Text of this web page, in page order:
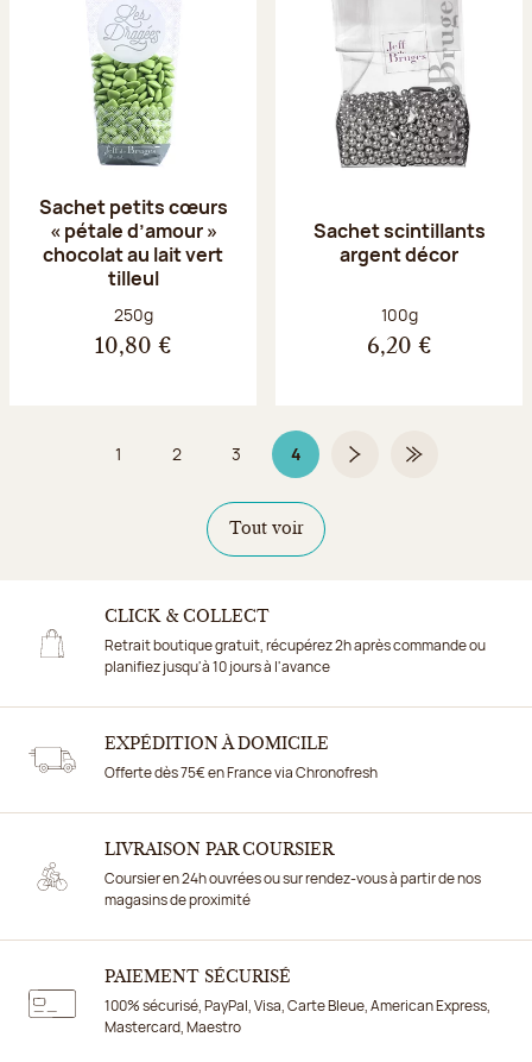
Sachet petits cœurs
« pétale d’amour »
chocolat au lait vert
tilleul
Poids net :
250g
10,80 €
Sachet scintillants
argent décor
Poids net :
100g
6,20 €
Page
1 Page
2 Page
3 4Page 4 sur 4Page suivanteDernière page
Tout voir
CLICK & COLLECT
Retrait boutique gratuit, récupérez 2h après commande ou
planifiez jusqu'à 10 jours à l'avance
EXPÉDITION À DOMICILE
Offerte dès 75€ en France via Chronofresh
LIVRAISON PAR COURSIER
Coursier en 24h ouvrées ou sur rendez-vous à partir de nos
magasins de proximité
PAIEMENT SÉCURISÉ
100% sécurisé, PayPal, Visa, Carte Bleue, American Express,
Mastercard, Maestro